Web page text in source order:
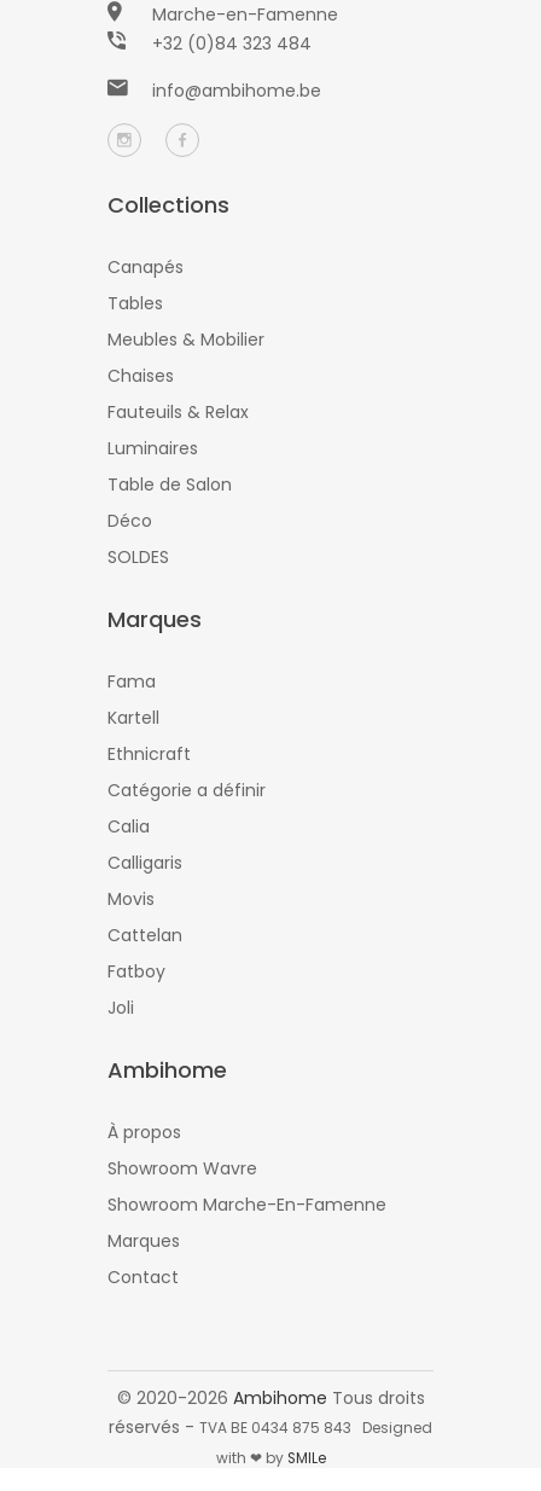
Marche-en-Famenne
+32 (0)84 323 484
info@ambihome.be
Collections
Canapés
Tables
Meubles & Mobilier
Chaises
Fauteuils & Relax
Luminaires
Table de Salon
Déco
SOLDES
Marques
Fama
Kartell
Ethnicraft
Catégorie a définir
Calia
Calligaris
Movis
Cattelan
Fatboy
Joli
Ambihome
À propos
Showroom Wavre
Showroom Marche-En-Famenne
Marques
Contact
© 2020-2026 Ambihome Tous droits
réservés - TVA BE 0434 875 843 Designed
with ❤ by SMILe